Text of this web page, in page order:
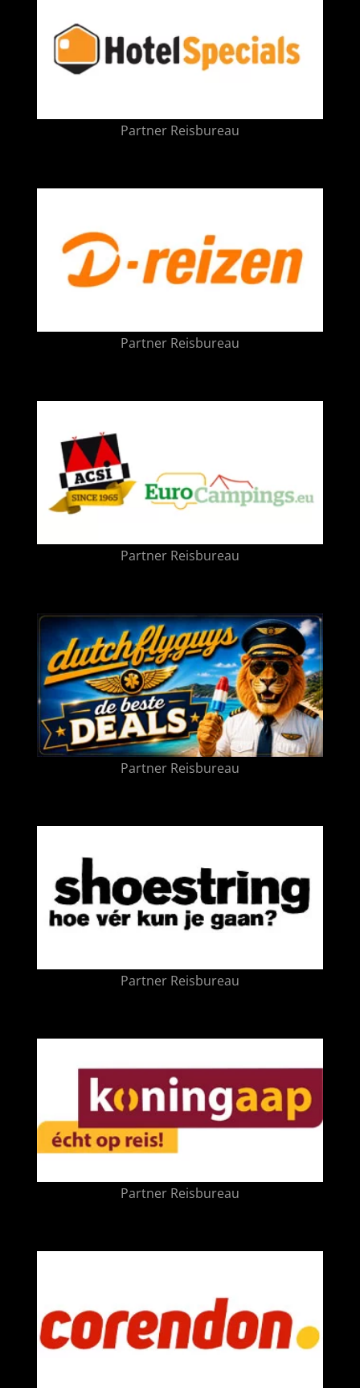
Partner Reisbureau
Partner Reisbureau
Partner Reisbureau
Partner Reisbureau
Partner Reisbureau
Partner Reisbureau